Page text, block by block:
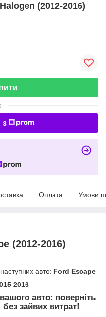
(2012-2016)
з
Оплата Умови
(2012-2016)
авто: Ford Escape
2016
авто: поверніть
зайвих витрат!